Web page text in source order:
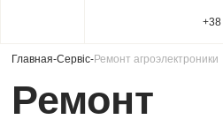
Главная-Сервіс-Ремонт агроэлектроники
Ремонт